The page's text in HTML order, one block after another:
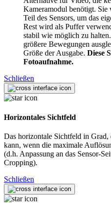
Kameramodul benötigt. Sie
Teil des Sensors, um das
Rest wird als Puffer
stabil wie möglich zu
größere Bewegungen
Größe der Ausgabe. Diese
Fotoaufnahme.
Schließen
Horizontales Sichtfeld
Das horizontale Sichtfeld in Grad,
kann, wenn die maximale
(d.h. Anpassung an das Sensor-
Cropping).
Schließen